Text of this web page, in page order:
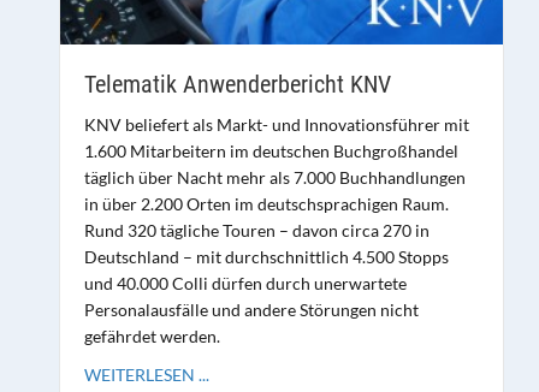
Telematik Anwenderbericht KNV
KNV beliefert als Markt- und Innovationsführer mit
1.600 Mitarbeitern im deutschen Buchgroßhandel
täglich über Nacht mehr als 7.000 Buchhandlungen
in über 2.200 Orten im deutschsprachigen Raum.
Rund 320 tägliche Touren – davon circa 270 in
Deutschland – mit durchschnittlich 4.500 Stopps
und 40.000 Colli dürfen durch unerwartete
Personalausfälle und andere Störungen nicht
gefährdet werden.
WEITERLESEN ...